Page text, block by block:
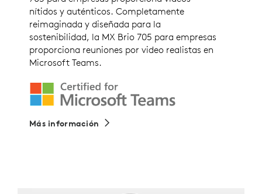
nítidos y auténticos. Completamente
reimaginada y diseñada para la
sostenibilidad, la MX Brio 705 para empresas
proporciona reuniones por video realistas en
Microsoft Teams.
Más información